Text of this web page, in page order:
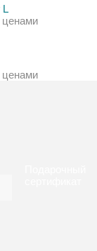
L
ценами
ценами